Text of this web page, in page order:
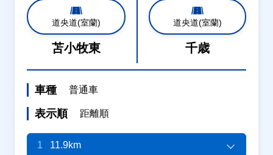
道央道(室蘭)
苫小牧東
道央道(室蘭)
千歳
車種 普通車
表示順 距離順
1 11.9km